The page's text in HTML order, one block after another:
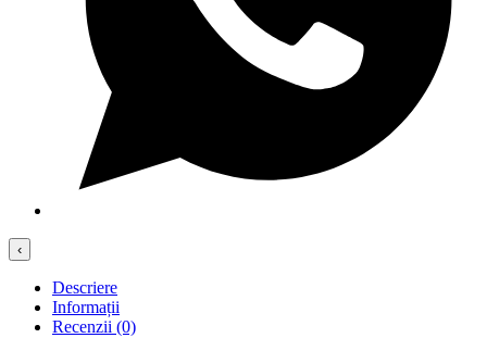
‹
Descriere
Informații
Recenzii (0)